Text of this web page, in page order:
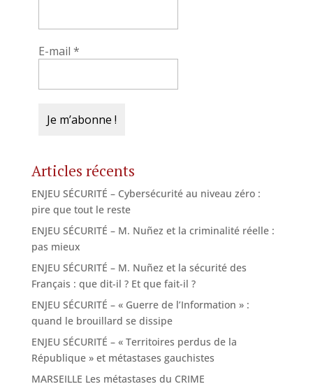
E-mail *
Articles récents
ENJEU SÉCURITÉ – Cybersécurité au niveau zéro :
pire que tout le reste
ENJEU SÉCURITÉ – M. Nuñez et la criminalité réelle :
pas mieux
ENJEU SÉCURITÉ – M. Nuñez et la sécurité des
Français : que dit-il ? Et que fait-il ?
ENJEU SÉCURITÉ – « Guerre de l’Information » :
quand le brouillard se dissipe
ENJEU SÉCURITÉ – « Territoires perdus de la
République » et métastases gauchistes
MARSEILLE Les métastases du CRIME